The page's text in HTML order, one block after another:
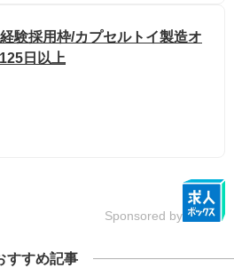
験採用枠/カプセルトイ製造オ
日以上
Sponsored by
すすめ記事